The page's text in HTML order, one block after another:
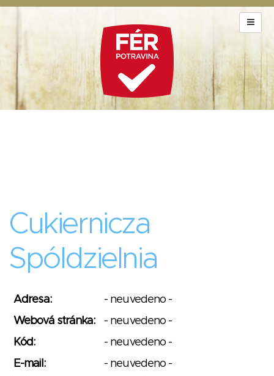
Cukiernicza
Spóldzielnia
Adresa:
- neuvedeno -
Webová stránka:
- neuvedeno -
Kód:
- neuvedeno -
E-mail:
- neuvedeno -